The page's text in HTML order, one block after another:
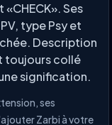
Ses
type Psy et
Description
toujours collé
signification.
ses
Zarbi à votre